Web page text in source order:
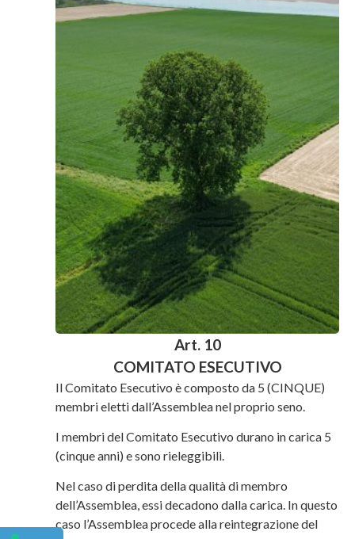
Art. 10
COMITATO ESECUTIVO
Il Comitato Esecutivo è composto da 5 (CINQUE)
membri eletti dall’Assemblea nel proprio seno.
I membri del Comitato Esecutivo durano in carica 5
(cinque anni) e sono rieleggibili.
Nel caso di perdita della qualità di membro
dell’Assemblea, essi decadono dalla carica. In questo
caso l’Assemblea procede alla reintegrazione del